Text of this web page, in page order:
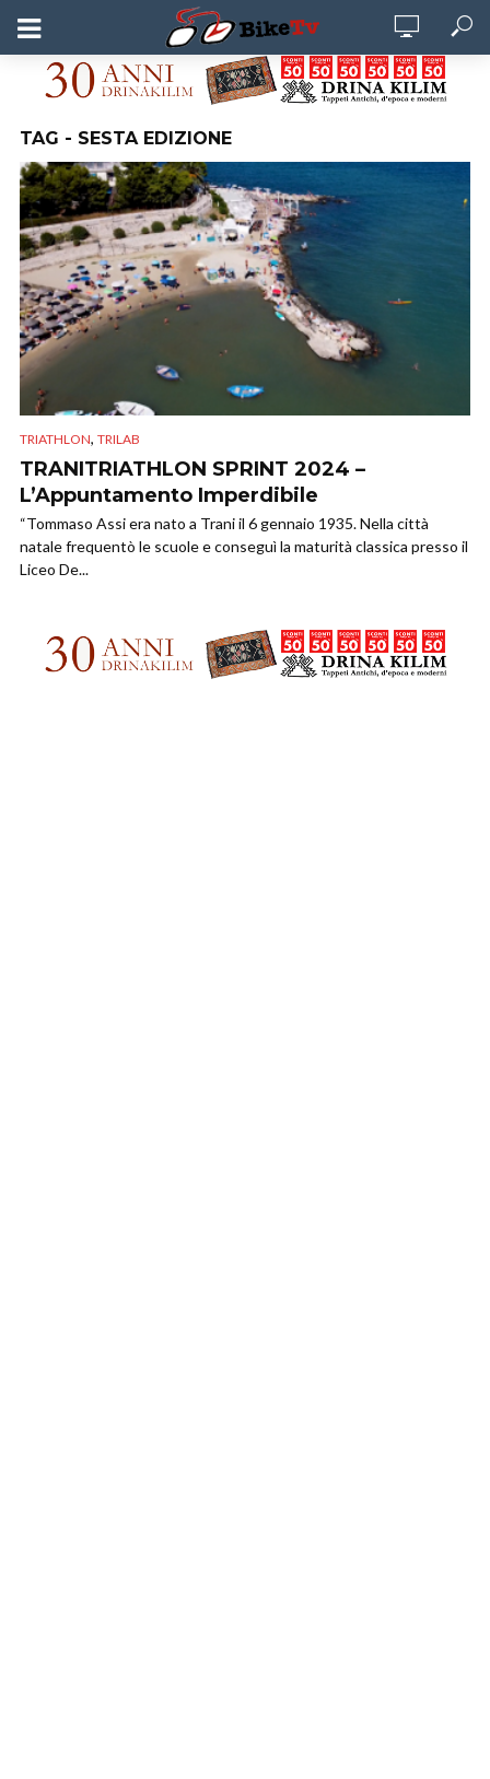
TAG - SESTA EDIZIONE
TRIATHLON, TRILAB
TRANITRIATHLON SPRINT 2024 –
L’Appuntamento Imperdibile
“Tommaso Assi era nato a Trani il 6 gennaio 1935. Nella città
natale frequentò le scuole e conseguì la maturità classica presso il
Liceo De...